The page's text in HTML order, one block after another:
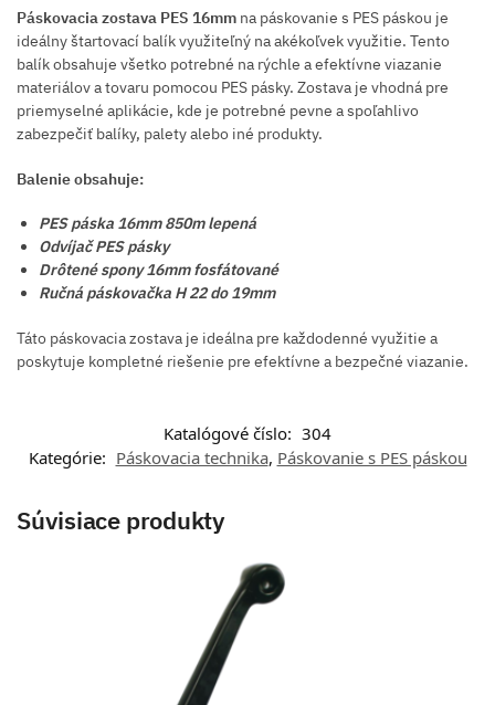
Páskovacia zostava PES 16mm na páskovanie s PES páskou je
ideálny štartovací balík využiteľný na akékoľvek využitie. Tento
balík obsahuje všetko potrebné na rýchle a efektívne viazanie
materiálov a tovaru pomocou PES pásky. Zostava je vhodná pre
priemyselné aplikácie, kde je potrebné pevne a spoľahlivo
zabezpečiť balíky, palety alebo iné produkty.
Balenie obsahuje:
PES páska 16mm 850m lepená
Odvíjač PES pásky
Drôtené spony 16mm fosfátované
Ručná páskovačka H 22 do 19mm
Táto páskovacia zostava je ideálna pre každodenné využitie a
poskytuje kompletné riešenie pre efektívne a bezpečné viazanie.
Katalógové číslo: 304
Kategórie: Páskovacia technika, Páskovanie s PES páskou
Súvisiace produkty